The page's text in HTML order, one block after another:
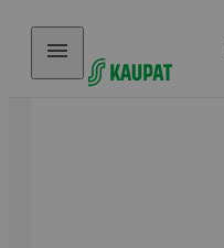
Hyppää sisältöön